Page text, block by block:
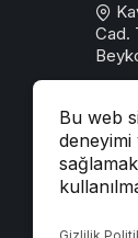
Bu web
deneyimi
Cad.